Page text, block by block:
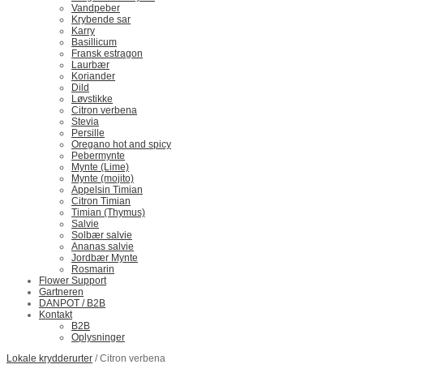
Vandpeber
Krybende sar
Karry
Basillicum
Fransk estragon
Laurbær
Koriander
Dild
Løvstikke
Citron verbena
Stevia
Persille
Oregano hot and spicy
Pebermynte
Mynte (Lime)
Mynte (mojito)
Appelsin Timian
Citron Timian
Timian (Thymus)
Salvie
Solbær salvie
Ananas salvie
Jordbær Mynte
Rosmarin
Flower Support
Gartneren
DANPOT / B2B
Kontakt
B2B
Oplysninger
Lokale krydderurter / Citron verbena